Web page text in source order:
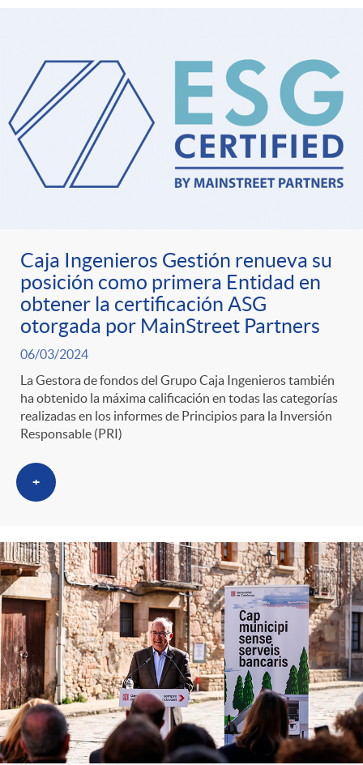
Caja Ingenieros Gestión renueva su
posición como primera Entidad en
obtener la certificación ASG
otorgada por MainStreet Partners
06/03/2024
La Gestora de fondos del Grupo Caja Ingenieros también
ha obtenido la máxima calificación en todas las categorías
realizadas en los informes de Principios para la Inversión
Responsable (PRI)
+